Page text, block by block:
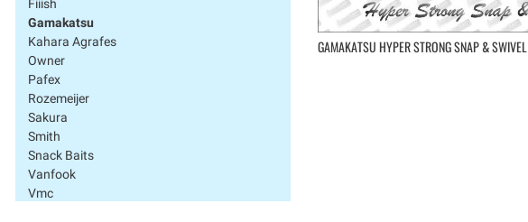
GAMAKATSU HYPER STRONG SNAP & SWIVEL
Fiiish
Gamakatsu
Kahara Agrafes
Owner
Pafex
Rozemeijer
Sakura
Smith
Snack Baits
Vanfook
Vmc